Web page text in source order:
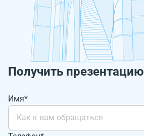
Получить презентацию
Имя*